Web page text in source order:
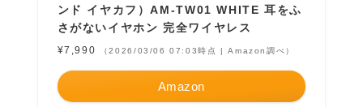
ンド イヤカフ）AM-TW01 WHITE 耳をふ
さがないイヤホン 完全ワイヤレス
¥7,990 （2026/03/06 07:03時点 | Amazon調べ）
Amazon